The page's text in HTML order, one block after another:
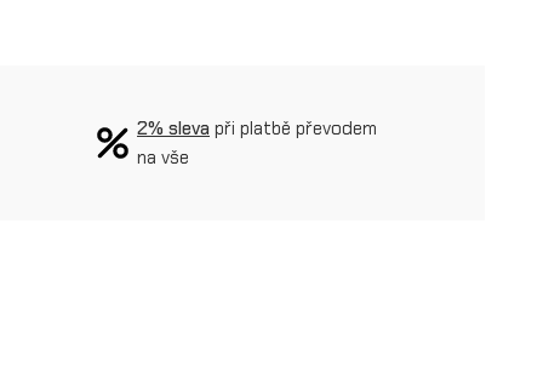
2% sleva při platbě převodem
na vše